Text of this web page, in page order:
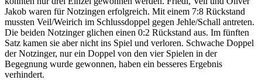
Jakob waren für Notzingen erfolgreich. Mit einem 7:8 Rückstand
mussten Veil/Weirich im Schlussdoppel gegen Jehle/Schall antreten.
Die beiden Notzinger glichen einen 0:2 Rückstand aus. Im fünften
Satz kamen sie aber nicht ins Spiel und verloren. Schwache Doppel
der Notzinger, nur ein Doppel von den vier Spielen in der
Begegnung wurde gewonnen, haben ein besseres Ergebnis
verhindert.